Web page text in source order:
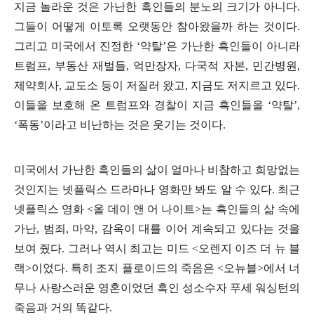
지금 놀라운 것은 가난한 흑인들의 분노의 크기가 아니다.
그들이 어떻게 이토록 오랫동안 참아왔을까 하는 것이다.
그리고 미국에서 진정한 ‘약탈’은 가난한 흑인들이 아니라
트럼프, 부동산 재벌들, 억만장자, 다국적 자본, 민간병원 ,
제약회사, 교도소 등이 저질러 왔고, 지금도 저지르고 있다.
이들을 보호해 온 트럼프와 경찰이 지금 흑인들을 ‘약탈’,
‘폭동’이라고 비난하는 것은 웃기는 것이다.
미국에서 가난한 흑인들의 삶이 얼마나 비참하고 희망없는
것인지는 넷플릭스 드라마나 영화만 봐도 알 수 있다. 최근
넷플릭스 영화 <올 데이 앤 어 나이트>는 흑인들의 삶 속에
가난, 범죄 , 마약, 감옥이 대를 이어 계속되고 있다는 것을
보여 줬다. 그러나 역시 최고는 미드 <오렌지 이즈 더 뉴 블
랙>이었다. 특히 조지 플로이드의 죽음은 <오뉴블>에서 너
무나 사랑스러운 영혼이었던 흑인 성소수자 푸세 워싱턴의
죽음과 거의 똑같다.